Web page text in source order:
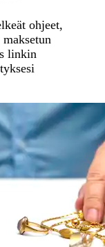
ohjeet,
linkin